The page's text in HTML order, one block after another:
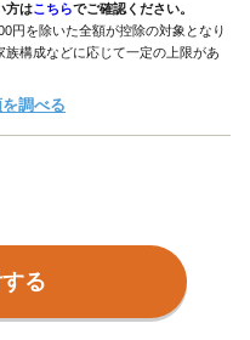
方はこちらでご確認ください。
円を除いた全額が控除の対象となり
構成などに応じて一定の上限があ
調べる
る